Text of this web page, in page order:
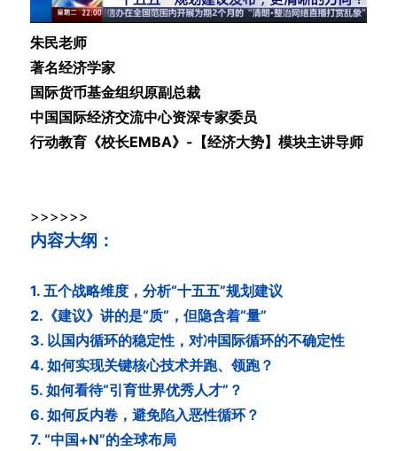
朱民老师
著名经济学家
国际货币基金组织原副总裁
中国国际经济交流中心资深专家委员
行动教育《校长EMBA》-【经济大势】模块主讲导师
>>>>>>
内容大纲：
1. 五个战略维度，分析“十五五”规划建议
2.《建议》讲的是“质”，但隐含着“量”
3. 以国内循环的稳定性，对冲国际循环的不确定性
4. 如何实现关键核心技术并跑、领跑？
5. 如何看待“引育世界优秀人才”？
6. 如何反内卷，避免陷入恶性循环？
7. “中国+N”的全球布局